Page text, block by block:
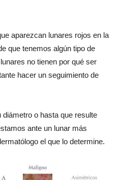
aparezcan lunares rojos en la
que tenemos algún tipo de
no tienen por qué ser
hacer un seguimiento de
o hasta que resulte
ante un lunar más
el que lo determine.